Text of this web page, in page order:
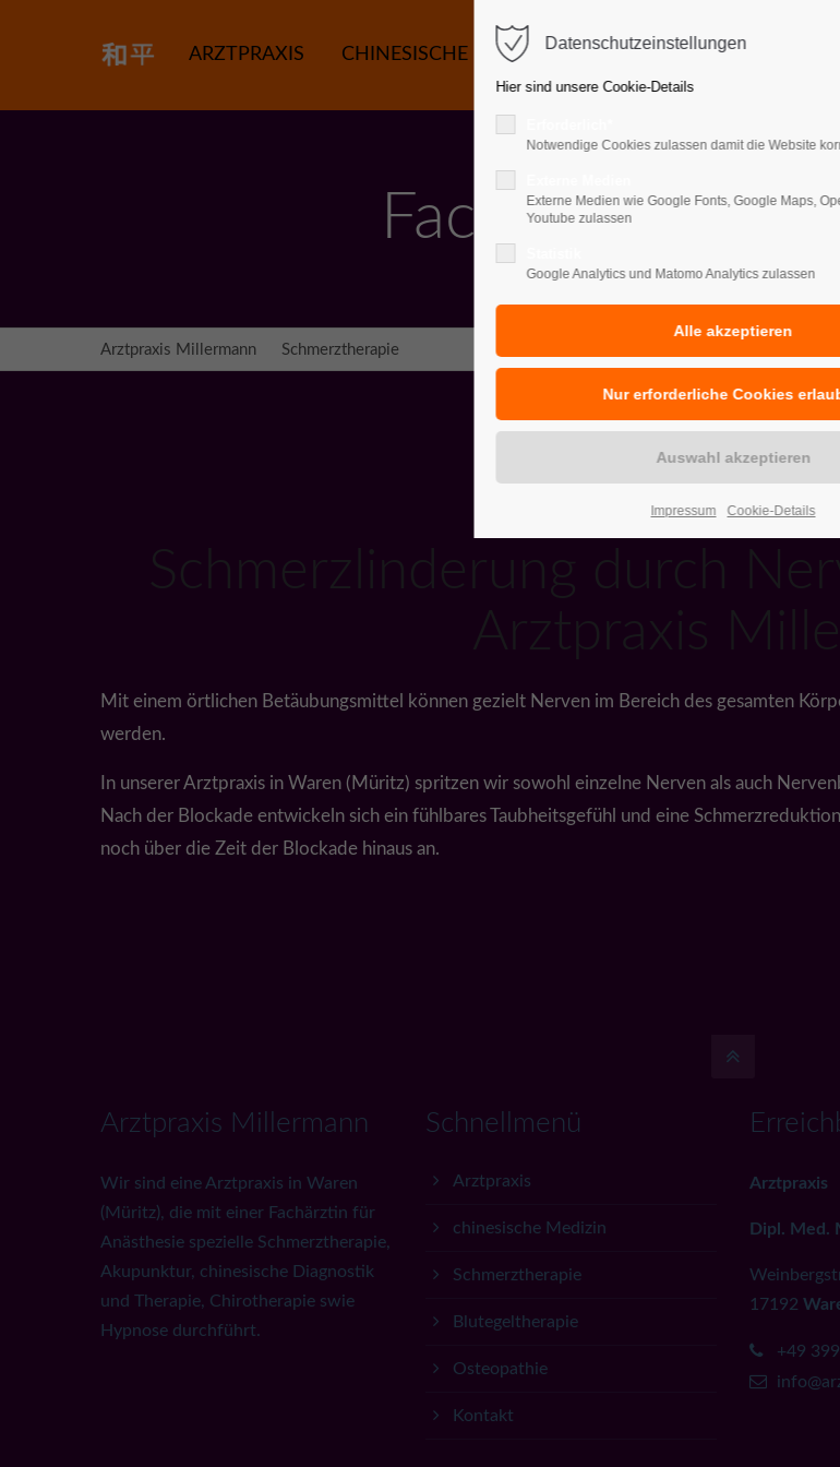
ARZTPRAXIS CHINESISCHE MEDIZIN SCHMERZTHERAPIE
Arztpraxis Micaela
Fachärztin in
Arztpraxis Millermann Schmerztherapie Nervenblockaden
Arztpraxis Millermann Waren
Schmerzlinderung durch
Arztpraxis
Mit einem örtlichen Betäubungsmittel können gezielt Nerven im Bereich des gesamten
werden.
In unserer Arztpraxis in Waren (Müritz) spritzen wir sowohl einzelne Nerven als auch
Nach der Blockade entwickeln sich ein fühlbares Taubheitsgefühl und eine
noch über die Zeit der Blockade hinaus an.
Arztpraxis Millermann
Wir sind eine Arztpraxis in Waren
(Müritz), die mit einer Fachärztin für
Anästhesie spezielle Schmerztherapie,
Akupunktur, chinesische Diagnostik
und Therapie, Chirotherapie swie
Hypnose durchführt.
Schnellmenü
Arztpraxis
chinesische Medizin
Schmerztherapie
Blutegeltherapie
Osteopathie
Kontakt
Arztpraxis
Dipl. Med.
17192
+49
Datenschutzeinstellungen
Hier sind unsereCookie-Details
Notwendige Cookies zulassen damit die Website
Externe Medien wie Google Fonts, Google Maps,
Youtube zulassen
Google Analytics und Matomo Analytics zulassen
Impressum Cookie-Details